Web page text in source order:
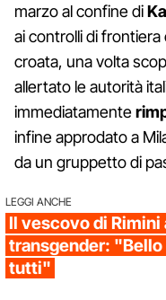
marzo al confine di
ai controlli di
croata, una volta
allertato le autorità
immediatamente
infine approdato a
da un gruppetto di
LEGGI ANCHE
Il vescovo di
transgender: "Bello
tutti"